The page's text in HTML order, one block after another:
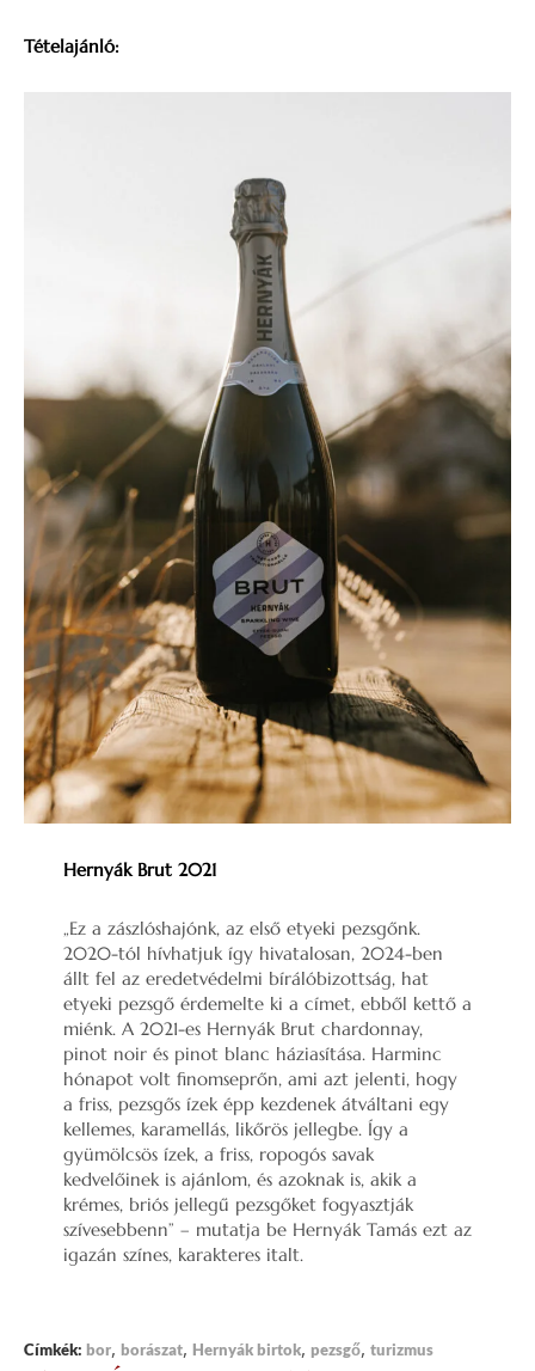
Tételajánló:
Hernyák Brut 2021
„Ez a zászlóshajónk, az első etyeki pezsgőnk.
2020-tól hívhatjuk így hivatalosan, 2024-ben
állt fel az eredetvédelmi bírálóbizottság, hat
etyeki pezsgő érdemelte ki a címet, ebből kettő a
miénk. A 2021-es Hernyák Brut chardonnay,
pinot noir és pinot blanc háziasítása. Harminc
hónapot volt finomseprőn, ami azt jelenti, hogy
a friss, pezsgős ízek épp kezdenek átváltani egy
kellemes, karamellás, likőrös jellegbe. Így a
gyümölcsös ízek, a friss, ropogós savak
kedvelőinek is ajánlom, és azoknak is, akik a
krémes, briós jellegű pezsgőket fogyasztják
szívesebbenn” – mutatja be Hernyák Tamás ezt az
igazán színes, karakteres italt.
Címkék: bor, borászat, Hernyák birtok, pezsgő, turizmus